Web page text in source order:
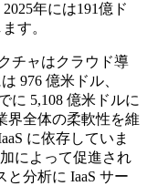
年には191億ド
す。
チャはクラウド導
976 億米ドル、
に 5,108 億米ドルに
界全体の柔軟性を維
に依存していま
によって促進され
分析に IaaS サー